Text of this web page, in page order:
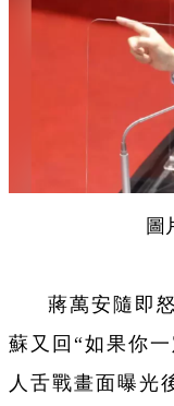
圖
蔣萬安隨即
蘇又回“如果你
人舌戰畫面曝光